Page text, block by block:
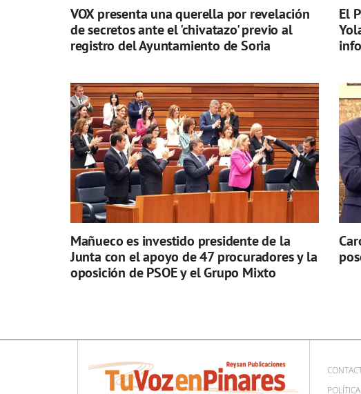
VOX presenta una querella por revelación
de secretos ante el 'chivatazo' previo al
registro del Ayuntamiento de Soria
El
Mañueco es investido presidente de la
Junta con el apoyo de 47 procuradores y la
oposición de PSOE y el Grupo Mixto